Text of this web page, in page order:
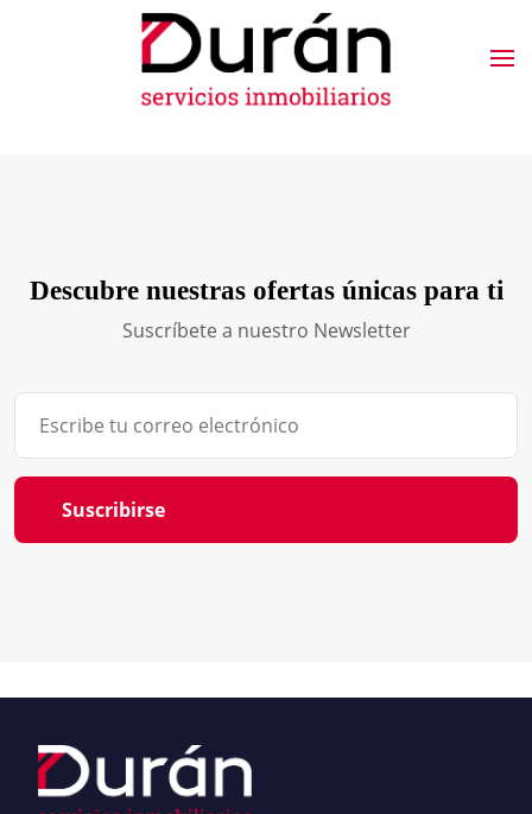
Descubre nuestras ofertas únicas para ti
Suscríbete a nuestro Newsletter
Suscribirse